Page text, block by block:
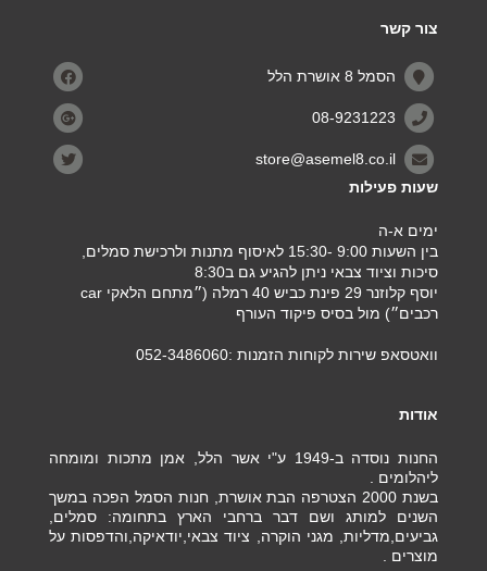
צור קשר
הסמל 8 אושרת הלל
08-9231223
store@asemel8.co.il
שעות פעילות
ימים א-ה
בין השעות 9:00 -15:30 לאיסוף מתנות ולרכישת סמלים,
סיכות וציוד צבאי ניתן להגיע גם ב8:30
יוסף קלוזנר 29 פינת כביש 40 רמלה (״מתחם הלאקי car
רכבים״) מול בסיס פיקוד העורף
וואטסאפ שירות לקוחות הזמנות :052-3486060
אודות
החנות נוסדה ב-1949 ע"י אשר הלל, אמן מתכות ומומחה
ליהלומים .
בשנת 2000 הצטרפה הבת אושרת, חנות הסמל הפכה במשך
השנים למותג ושם דבר ברחבי הארץ בתחומה: סמלים,
גביעים,מדליות, מגני הוקרה, ציוד צבאי,יודאיקה,והדפסות על
מוצרים .